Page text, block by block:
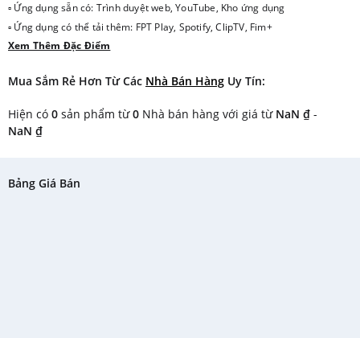
▫ Ứng dụng sẵn có: Trình duyệt web, YouTube, Kho ứng dụng
▫ Ứng dụng có thể tải thêm: FPT Play, Spotify, ClipTV, Fim+
▫ Điều khiển TV bằng điện thoại: Bằng ứng dụng SmartThings
▫ Cổng HDMI: 2 cổng
▫ Năm ra mắt: 2018
Xem Thêm Đặc Điểm
Mua Sắm Rẻ Hơn Từ Các Nhà Bán Hàng Uy Tín:
Hiện có 0 sản phẩm từ0 Nhà bán hàng với giá từ NaN ₫ -
NaN ₫
Bảng Giá Bán